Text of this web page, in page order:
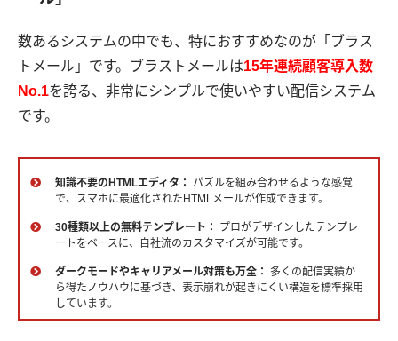
数あるシステムの中でも、特におすすめなのが「ブラス
トメール」です。ブラストメールは15年連続顧客導入数
No.1を誇る、非常にシンプルで使いやすい配信システム
です。
知識不要のHTMLエディタ：
パズルを組み合わせるような感覚
で、スマホに最適化されたHTMLメールが作成できます。
30種類以上の無料テンプレート：
プロがデザインしたテンプレ
ートをベースに、自社流のカスタマイズが可能です。
ダークモードやキャリアメール対策も万全：
多くの配信実績か
ら得たノウハウに基づき、表示崩れが起きにくい構造を標準採用
しています。